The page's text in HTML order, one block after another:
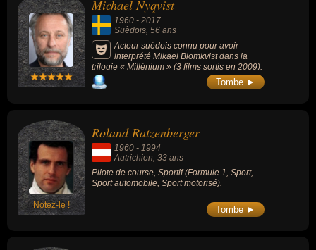
Michael Nyqvist
1960 - 2017
Suèdois, 56 ans
Acteur suédois connu pour avoir
interprété Mikael Blomkvist dans la
trilogie « Millénium » (3 films sortis en 2009).
Tombe ►
Notez-le !
Roland Ratzenberger
1960 - 1994
Autrichien , 33 ans
Pilote de course, Sportif (Formule 1, Sport,
Sport automobile, Sport motorisé).
Tombe ►